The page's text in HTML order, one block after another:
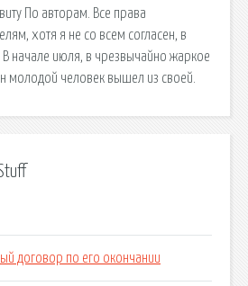
По авторам. Все права
хотя я не со всем согласен, в
В начале июля, в чрезвычайно жаркое
молодой человек вышел из своей.
договор по его окончании